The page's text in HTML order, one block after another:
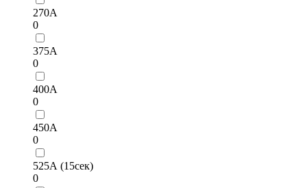
270А
0
375А
0
400А
0
450А
0
525А (15сек)
0